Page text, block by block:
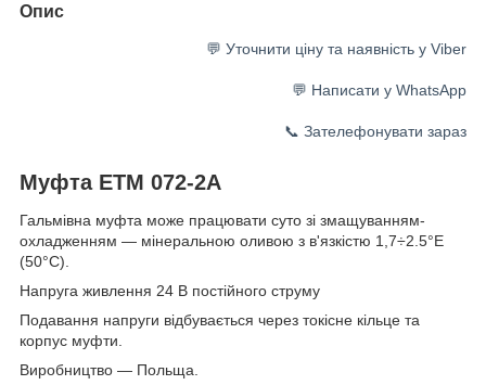
Опис
💬 Уточнити ціну та наявність у Viber
💬 Написати у WhatsApp
📞 Зателефонувати зараз
Муфта ЕТМ 072-2А
Гальмівна муфта може працювати суто зі змащуванням-
охладженням — мінеральною оливою з в'язкістю 1,7÷2.5°E
(50°C).
Напруга живлення 24 B постійного струму
Подавання напруги відбувається через токісне кільце та
корпус муфти.
Виробництво — Польща.